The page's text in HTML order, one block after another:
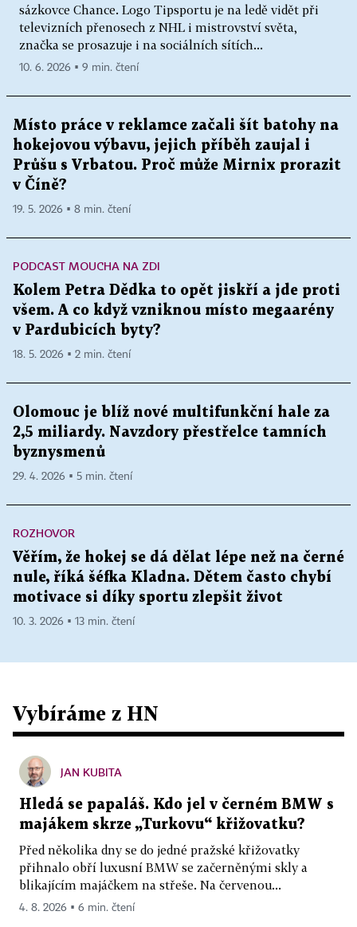
sázkovce Chance. Logo Tipsportu je na ledě vidět při
televizních přenosech z NHL i mistrovství světa,
značka se prosazuje i na sociálních sítích...
10. 6. 2026 ▪ 9 min. čtení
Místo práce v reklamce začali šít batohy na
hokejovou výbavu, jejich příběh zaujal i
Průšu s Vrbatou. Proč může Mirnix prorazit
v Číně?
19. 5. 2026 ▪ 8 min. čtení
PODCAST MOUCHA NA ZDI
Kolem Petra Dědka to opět jiskří a jde proti
všem. A co když vzniknou místo megaarény
v Pardubicích byty?
18. 5. 2026 ▪ 2 min. čtení
Olomouc je blíž nové multifunkční hale za
2,5 miliardy. Navzdory přestřelce tamních
byznysmenů
29. 4. 2026 ▪ 5 min. čtení
ROZHOVOR
Věřím, že hokej se dá dělat lépe než na černé
nule, říká šéfka Kladna. Dětem často chybí
motivace si díky sportu zlepšit život
10. 3. 2026 ▪ 13 min. čtení
Vybíráme z HN
JAN KUBITA
Hledá se papaláš. Kdo jel v černém BMW s
majákem skrze „Turkovu“ křižovatku?
Před několika dny se do jedné pražské křižovatky
přihnalo obří luxusní BMW se začerněnými skly a
blikajícím majáčkem na střeše. Na červenou...
4. 8. 2026 ▪ 6 min. čtení